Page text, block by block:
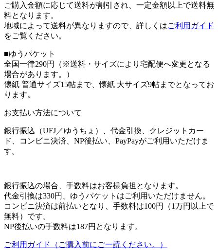
ご購入金額に応じて送料が割引され、一定金額以上で送料無
料となります。
地域によって送料が異なりますので、詳しくはご利用ガイド
をご覧ください。
■ゆうパケット
全国一律290円（※送料・サイズにより宅配便へ変更となる
場合があります。）
懐紙 普通サイズ15帖まで、懐紙 大サイズ9帖までとなってお
ります。
お支払い方法について
銀行振込（UFJ／ゆうちょ）、代金引換、クレジットカー
ド、コンビニ決済、NP後払い、PayPayがご利用いただけま
す。
銀行振込の場合、手数料はお客様負担となります。
代金引換は330円、ゆうパケットはご利用いただけません。
コンビニ決済は前払いとなり、手数料は100円（1万円以上で
無料）です。
NP後払いの手数料は187円となります。
ご利用ガイド（ご購入前にご一読ください。）